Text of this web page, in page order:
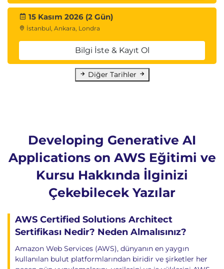
15 Kasım 2026 (2 Gün)
İstanbul, Ankara, Londra
Bilgi İste & Kayıt Ol
Diğer Tarihler
Developing Generative AI
Applications on AWS Eğitimi ve
Kursu Hakkında İlginizi
Çekebilecek Yazılar
AWS Certified Solutions Architect
Sertifikası Nedir? Neden Almalısınız?
Amazon Web Services (AWS), dünyanın en yaygın
kullanılan bulut platformlarından biridir ve şirketler her